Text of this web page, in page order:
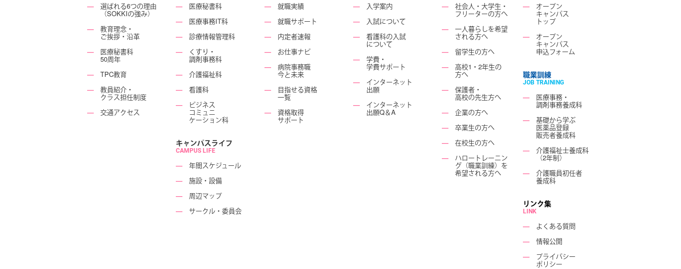
― 選ばれる6つの理由
（SOKKIの強み）
―
教育理念・
ご挨拶・沿革
―
医療秘書科
50周年
―
TPC教育
―
教員紹介・
クラス担任制度
―
交通アクセス
―
医療秘書科
―
医療事務IT科
―
診療情報管理科
―
くすり・
調剤事務科
―
介護福祉科
―
看護科
―
ビジネス
コミュニ
ケーション科
キャンパスライフ
CAMPUS LIFE
―
年間スケジュール
―
施設・設備
―
周辺マップ
―
サークル・委員会
―
就職実績
―
就職サポート
―
内定者速報
―
お仕事ナビ
―
病院事務職
今と未来
―
目指せる資格
一覧
―
資格取得
サポート
―
入学案内
―
入試について
―
看護科の入試
について
―
学費・
学費サポート
―
インターネット
出願
―
インターネット
出願Q＆A
― 社会人・大学生・
フリーターの方へ
―
一人暮らしを希望
される方へ
―
留学生の方へ
―
高校1・2年生の
方へ
―
保護者・
高校の先生方へ
―
企業の方へ
―
卒業生の方へ
―
在校生の方へ
―
ハロートレーニン
グ（職業訓練）を
希望される方へ
― オープン
キャンパス
トップ
―
オープン
キャンパス
申込フォーム
職業訓練
JOB TRAINING
― 医療事務・
調剤事務養成科
―
基礎から学ぶ
医薬品登録
販売者養成科
―
介護福祉士養成科
（2年制）
―
介護職員初任者
養成科
リンク集
LINK
―
よくある質問
―
情報公開
―
プライバシー
ポリシー